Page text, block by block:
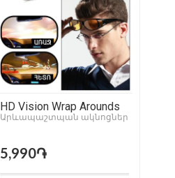
HD Vision Wrap Arounds
Արևապաշտպան ակնոցներ
5,990֏